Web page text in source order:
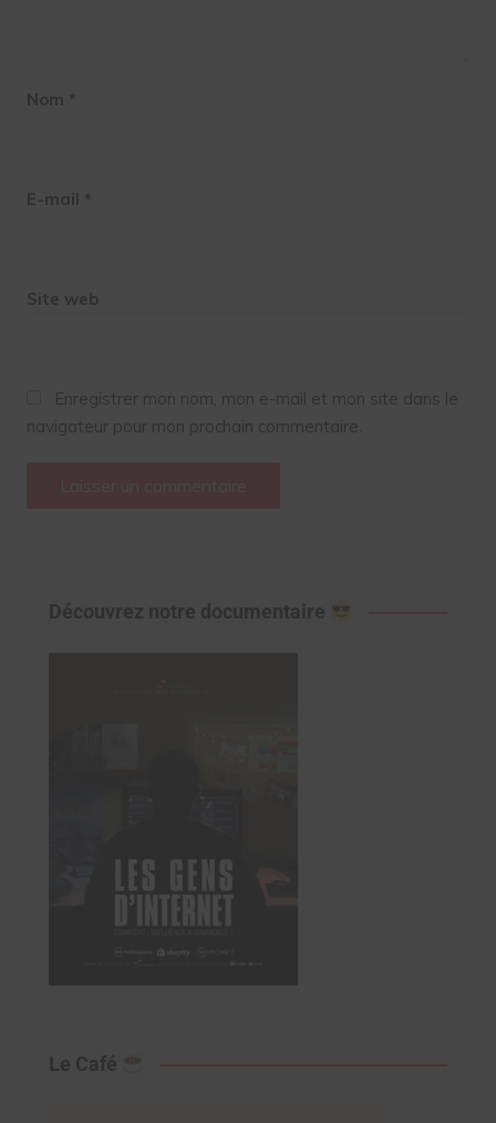
Nom *
E-mail *
Site web
Enregistrer mon nom, mon e-mail et mon site dans le
navigateur pour mon prochain commentaire.
Découvrez notre documentaire
Le Café